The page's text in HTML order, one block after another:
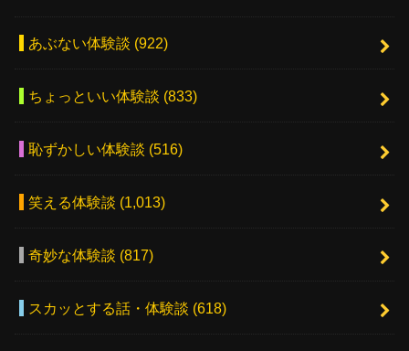
あぶない体験談 (922)
ちょっといい体験談 (833)
恥ずかしい体験談 (516)
笑える体験談 (1,013)
奇妙な体験談 (817)
スカッとする話・体験談 (618)